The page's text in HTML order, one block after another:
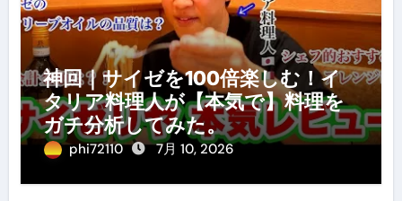
神回｜サイゼを100倍楽しむ！イ
タリア料理人が【本気で】料理を
ガチ分析してみた。
phi72110 7月 10, 2026